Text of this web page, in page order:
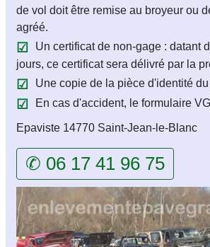
de vol doit être remise au broyeur ou
agréé.
Un certificat de non-gage : datant
jours, ce certificat sera délivré par la
Une copie de la pièce d'identité
En cas d'accident, le formulaire
Epaviste 14770 Saint-Jean-le-Blanc
✆ 06 17 41 96 75